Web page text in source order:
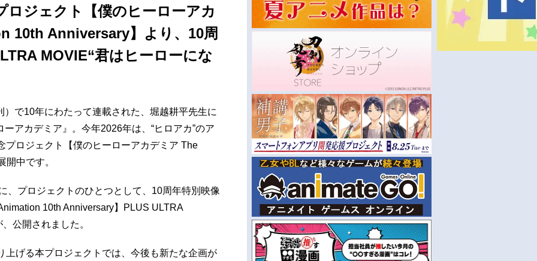
ロジェクト【僕のヒーローアカ
10th Anniversary】より、10周
MOVIE“君はヒーローにな
で10年にわたって連載された、堀越耕平先生に
アカデミア』。今年2026年は、“ヒロアカ”のア
プロジェクト【僕のヒーローアカデミア The
開中です。
、プロジェクトのひとつとして、10周年特別映像
10th Anniversary】PLUS ULTRA
公開されました。
上げる本プロジェクトでは、今後も新たな企画が